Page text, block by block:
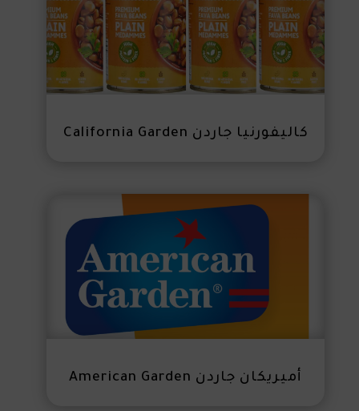
كاليفورنيا جاردن California Garden
أميريكان جاردن American Garden